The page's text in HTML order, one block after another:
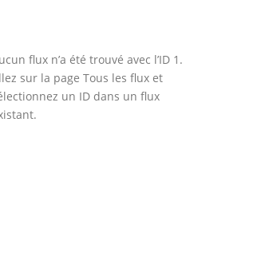
+/-
flux n’a été trouvé avec l’ID 1.
sur la page Tous les flux et
un ID dans un flux